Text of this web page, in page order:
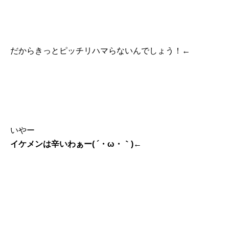
だからきっとピッチリハマらないんでしょう！←
いやー
イケメンは辛いわぁー( ´・ω・｀)←